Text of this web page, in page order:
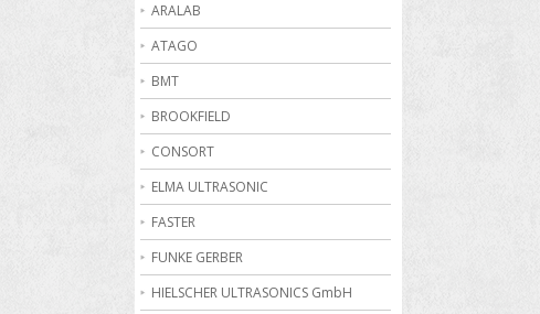
Bai termostatate cu circulatie externa
Bai termostatate pentru aplicatii
speciale
Bai ultrasonice
Balante
Becuri de gaz
Bioreactoare
Biurete digitale
Calorimetrie
ARALAB
ATAGO
BMT
BROOKFIELD
CONSORT
ELMA ULTRASONIC
FASTER
FUNKE GERBER
HIELSCHER ULTRASONICS GmbH